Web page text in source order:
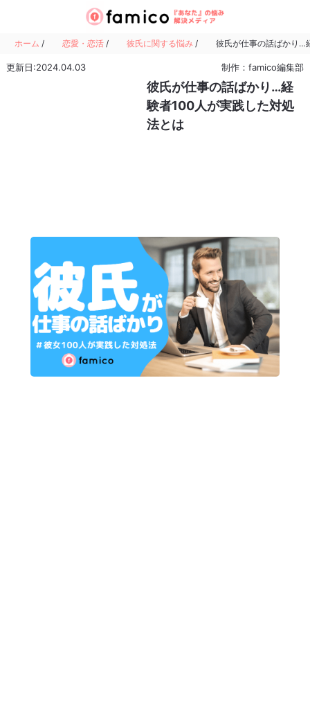
ホーム / 恋愛・恋活 / 彼氏に関する悩み / 彼氏が仕事の話ばかり…
更新日:2024.04.03 制作：famico編集部
彼氏が仕事の話ばかり…経
験者100人が実践した対処
法とは